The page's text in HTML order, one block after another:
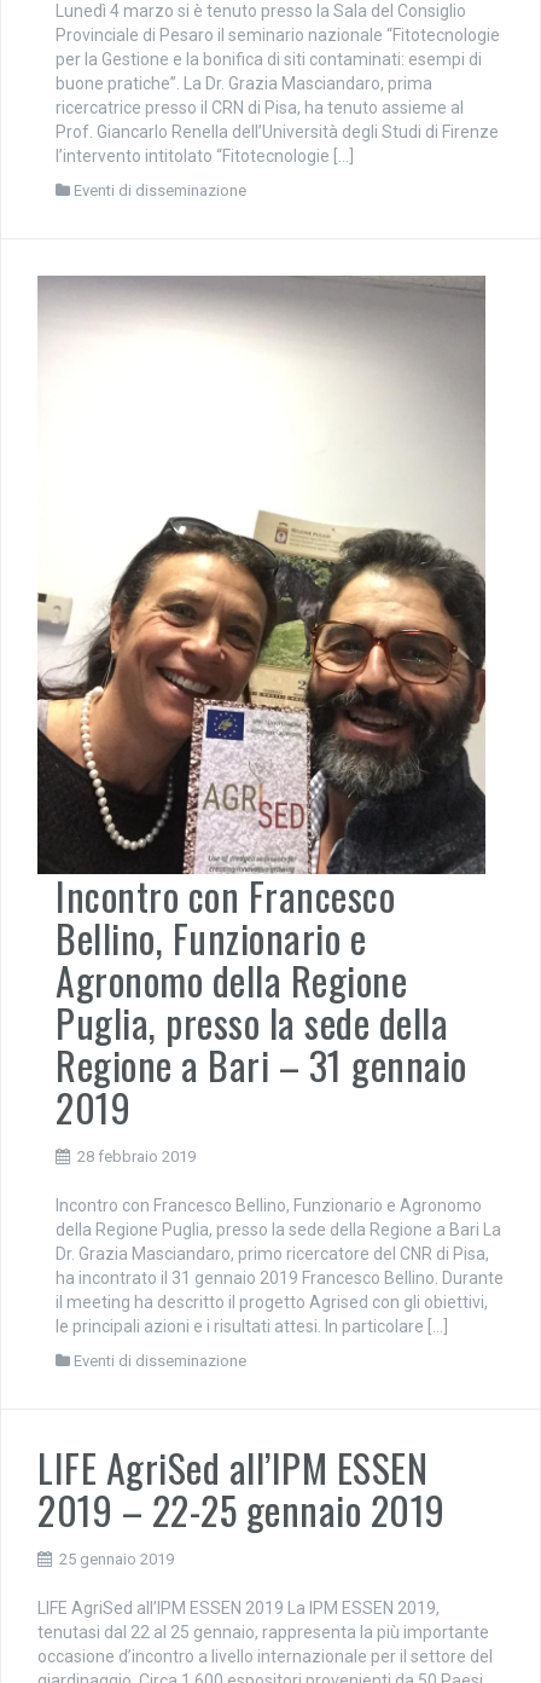
Lunedì 4 marzo si è tenuto presso la Sala del Consiglio
Provinciale di Pesaro il seminario nazionale “Fitotecnologie
per la Gestione e la bonifica di siti contaminati: esempi di
buone pratiche”. La Dr. Grazia Masciandaro, prima
ricercatrice presso il CRN di Pisa, ha tenuto assieme al
Prof. Giancarlo Renella dell’Università degli Studi di Firenze
l’intervento intitolato “Fitotecnologie […]
Eventi di disseminazione
Incontro con Francesco
Bellino, Funzionario e
Agronomo della Regione
Puglia, presso la sede della
Regione a Bari – 31 gennaio
2019
28 febbraio 2019
Incontro con Francesco Bellino, Funzionario e Agronomo
della Regione Puglia, presso la sede della Regione a Bari La
Dr. Grazia Masciandaro, primo ricercatore del CNR di Pisa,
ha incontrato il 31 gennaio 2019 Francesco Bellino. Durante
il meeting ha descritto il progetto Agrised con gli obiettivi,
le principali azioni e i risultati attesi. In particolare […]
Eventi di disseminazione
LIFE AgriSed all’IPM ESSEN
2019 – 22-25 gennaio 2019
25 gennaio 2019
LIFE AgriSed all’IPM ESSEN 2019 La IPM ESSEN 2019,
tenutasi dal 22 al 25 gennaio, rappresenta la più importante
occasione d’incontro a livello internazionale per il settore del